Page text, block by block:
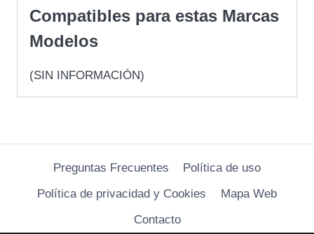
Compatibles para estas Marcas
Modelos
(SIN INFORMACIÓN)
Preguntas Frecuentes
Política de uso
Política de privacidad y Cookies
Mapa Web
Contacto